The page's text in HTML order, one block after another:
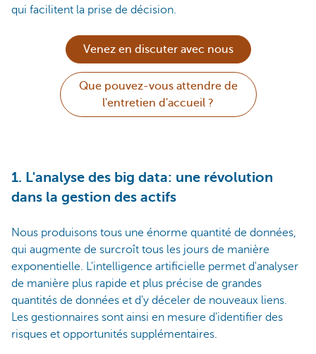
qui facilitent la prise de décision.
Venez en discuter avec nous
Que pouvez-vous attendre de
l'entretien d'accueil ?
1. L'analyse des big data: une révolution
dans la gestion des actifs​
Nous produisons tous une énorme quantité de données,
qui augmente de surcroît tous les jours de manière
exponentielle. L'intelligence artificielle permet d'analyser
de manière plus rapide et plus précise de grandes
quantités de données et d'y déceler de nouveaux liens.
Les gestionnaires sont ainsi en mesure d'identifier des
risques et opportunités supplémentaires.